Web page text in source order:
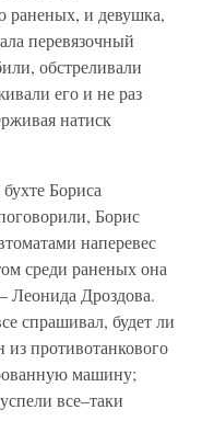
раненых, и девушка,
перевязочный
обстреливали
его и не раз
натиск
Бориса
Борис
наперевес
среди раненых она
Леонида Дроздова.
спрашивал, будет ли
противотанкового
машину;
все–таки